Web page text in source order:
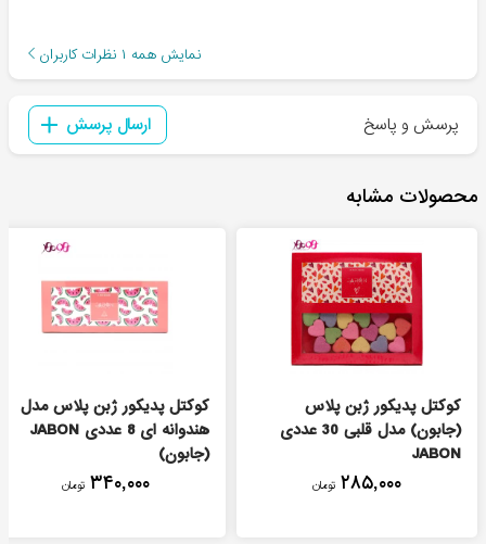
نمایش همه ۱ نظرات کاربران
پرسش و پاسخ ارسال پرسش
محصولات مشابه
کوکتل پدیکور ژبن پلاس
(جابون) مدل قلبی 30 عددی
JABON
۲۸۵,۰۰۰ تومان
کوکتل پدیکور ژبن پلاس مدل
هندوانه ای 8 عددی JABON
(جابون)
۳۴۰,۰۰۰ تومان